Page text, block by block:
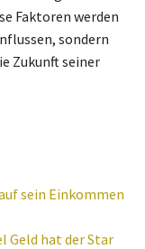
Faktoren werden
sondern
Zukunft seiner
sein Einkommen
Geld hat der Star